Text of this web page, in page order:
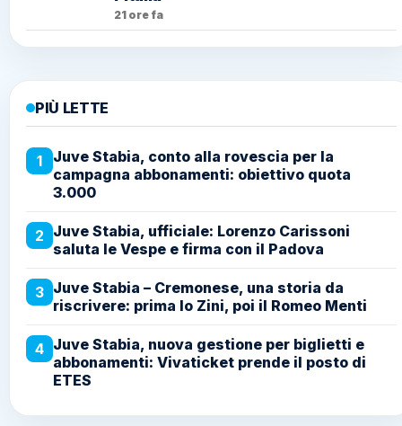
21 ore fa
PIÙ LETTE
1
Juve Stabia, conto alla rovescia per la
campagna abbonamenti: obiettivo quota
3.000
2 Juve Stabia, ufficiale: Lorenzo Carissoni
saluta le Vespe e firma con il Padova
3 Juve Stabia – Cremonese, una storia da
riscrivere: prima lo Zini, poi il Romeo Menti
4 Juve Stabia, nuova gestione per biglietti e
abbonamenti: Vivaticket prende il posto di
ETES